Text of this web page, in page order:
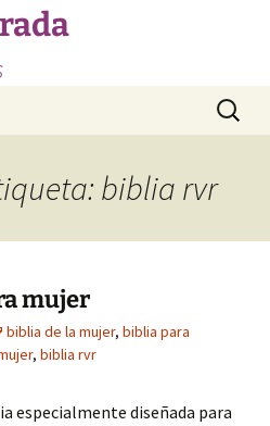
Buscar:
biblia rvr
mujer
biblia de la mujer, biblia para
, biblia rvr
especialmente diseñada para